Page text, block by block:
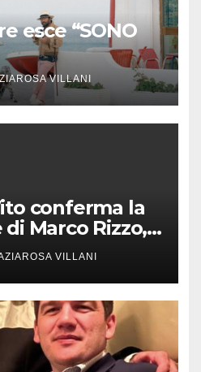
esce “SONO
VILLANI
conferma la
Marco Rizzo,
decisioni
VILLANI